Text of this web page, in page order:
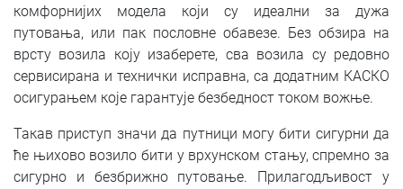
комфорнијих модела који су идеални за дужа
путовања, или пак пословне обавезе. Без обзира на
врсту возила коју изаберете, сва возила су редовно
сервисирана и технички исправна, са додатним КАСКО
осигурањем које гарантује безбедност током вожње.
Такав приступ значи да путници могу бити сигурни да
ће њихово возило бити у врхунском стању, спремно за
сигурно и безбрижно путовање. Прилагодљивост у